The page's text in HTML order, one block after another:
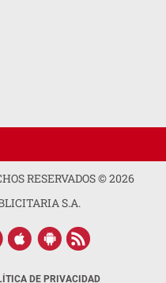
RESERVADOS ©2026
S.A.
DE PRIVACIDAD